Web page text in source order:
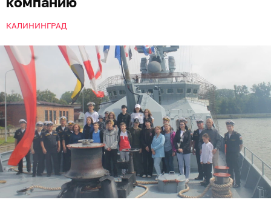
КАЛИНИНГРАД